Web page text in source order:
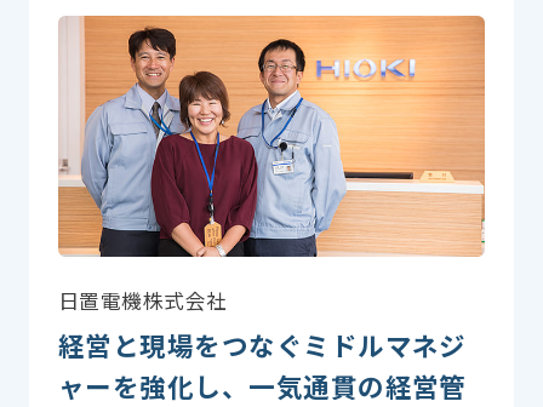
日置電機株式会社
経営と現場をつなぐミドルマネジ
ャーを強化し、一気通貫の経営管